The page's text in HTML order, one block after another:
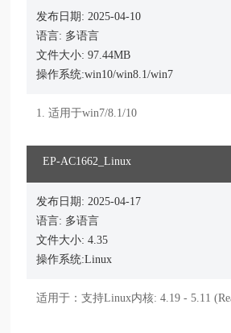
发布日期: 2025-04-10
语言: 多语言
文件大小: 97.44MB
操作系统:win10/win8.1/win7
1. 适用于win7/8.1/10
EP-AC1662_Linux
发布日期: 2025-04-17
语言: 多语言
文件大小: 4.35
操作系统:Linux
适用于：支持Linux内核: 4.19 - 5.11